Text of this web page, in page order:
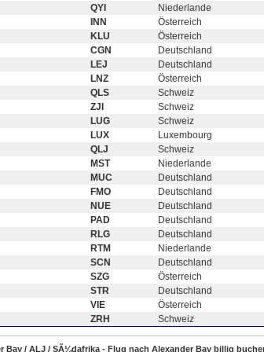
QYI
Niederlande
INN
Österreich
KLU
Österreich
CGN
Deutschland
LEJ
Deutschland
LNZ
Österreich
QLS
Schweiz
ZJI
Schweiz
LUG
Schweiz
LUX
Luxembourg
QLJ
Schweiz
MST
Niederlande
MUC
Deutschland
FMO
Deutschland
NUE
Deutschland
PAD
Deutschland
RLG
Deutschland
RTM
Niederlande
SCN
Deutschland
SZG
Österreich
STR
Deutschland
VIE
Österreich
ZRH Schweiz
Bay / ALJ / SÃ¼dafrika - Flug nach Alexander Bay billig